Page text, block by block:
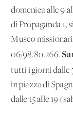
domenica alle 9
di Propaganda 1,
Museo
06/98.80.266.
tutti i giorni dalle
in piazza di
dalle 15 alle 19